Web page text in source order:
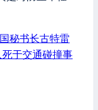
秘书长古特雷
于交通碰撞事